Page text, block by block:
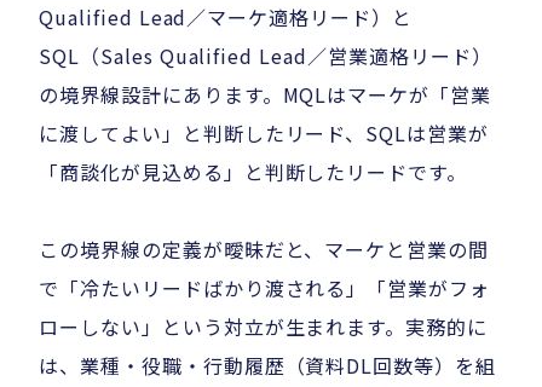
Qualified Lead／マーケ適格リード）と
SQL（Sales Qualified Lead／営業適格リード）
の境界線設計にあります。MQLはマーケが「営業
に渡してよい」と判断したリード、SQLは営業が
「商談化が見込める」と判断したリードです。
この境界線の定義が曖昧だと、マーケと営業の間
で「冷たいリードばかり渡される」「営業がフォ
ローしない」という対立が生まれます。実務的に
は、業種・役職・行動履歴（資料DL回数等）を組